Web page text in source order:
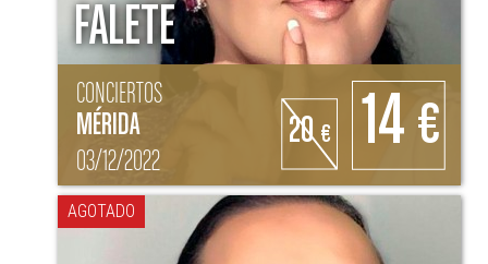
FALETE
CONCIERTOS
MÉRIDA
03/12/2022
20€ 14 €
AGOTADO